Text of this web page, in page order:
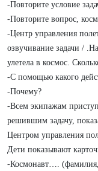
-Повторите условие
-Повторите вопрос,
-Центр управления
озвучивание задачи /
улетела в космос.
-С помощью какого
-Почему?
-Всем экипажам
решившим задачу,
Центром управления
Дети показывают
-Космонавт….